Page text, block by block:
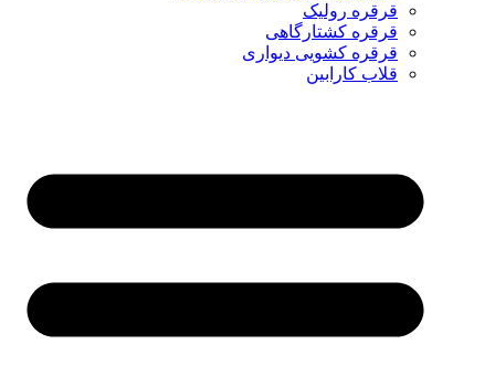
قرقره رولیک
قرقره کشتارگاهی
قرقره کشویی دیواری
قلاب کارابین